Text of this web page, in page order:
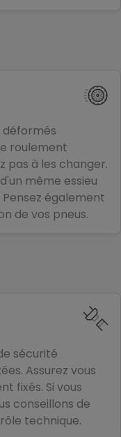
déformés
roulement
pas à les changer.
même essieu
également
de vos pneus.
sécurité
Assurez vous
fixés. Si vous
conseillons de
technique.